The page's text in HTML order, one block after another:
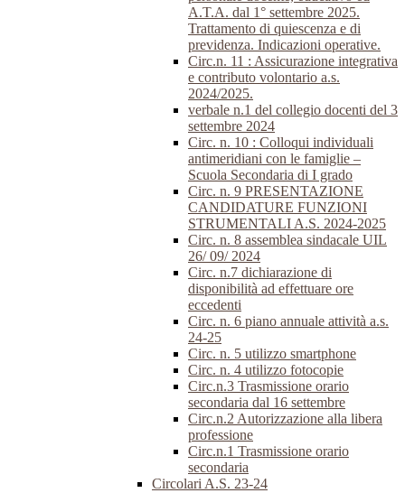
A.T.A. dal 1° settembre 2025.
Trattamento di quiescenza e di
previdenza. Indicazioni operative.
Circ.n. 11 : Assicurazione integrativa
e contributo volontario a.s.
2024/2025.
verbale n.1 del collegio docenti del 3
settembre 2024
Circ. n. 10 : Colloqui individuali
antimeridiani con le famiglie –
Scuola Secondaria di I grado
Circ. n. 9 PRESENTAZIONE
CANDIDATURE FUNZIONI
STRUMENTALI A.S. 2024-2025
Circ. n. 8 assemblea sindacale UIL
26/ 09/ 2024
Circ. n.7 dichiarazione di
disponibilità ad effettuare ore
eccedenti
Circ. n. 6 piano annuale attività a.s.
24-25
Circ. n. 5 utilizzo smartphone
Circ. n. 4 utilizzo fotocopie
Circ.n.3 Trasmissione orario
secondaria dal 16 settembre
Circ.n.2 Autorizzazione alla libera
professione
Circ.n.1 Trasmissione orario
secondaria
Circolari A.S. 23-24